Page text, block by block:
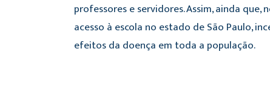
professores e servidores. Assim, ainda
acesso à escola no estado de São Paulo,
efeitos da doença em toda a população.